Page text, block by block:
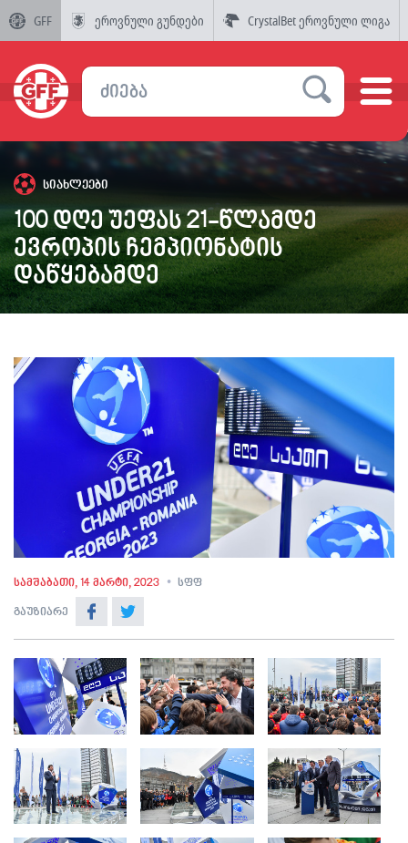
GFF ეროვნული გუნდები CrystalBet ეროვნული ლიგა
სიახლეები
100 დღე უეფას 21-წლამდე
ევროპის ჩემპიონატის
დაწყებამდე
სამშაბათი, 14 მარტი, 2023 სფფ
გაუზიარე